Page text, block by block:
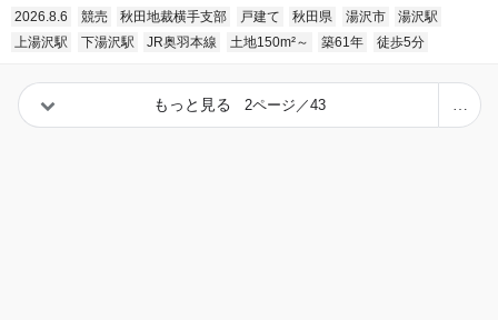
2026.8.6 競売 秋田地裁横手支部 戸建て 秋田県 湯沢市
湯沢駅
上湯沢駅
下湯沢駅 JR奥羽本線 土地150m²～ 築61年 徒歩5分
もっと見る 2ページ／43